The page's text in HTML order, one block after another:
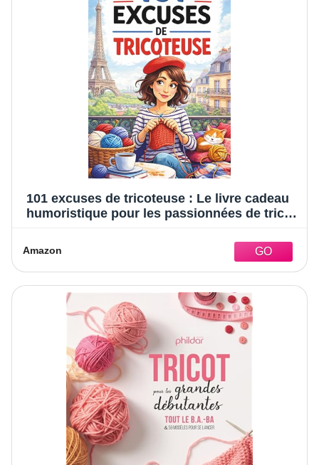
101 excuses de tricoteuse : Le livre cadeau
humoristique pour les passionnées de tricot,
lesquels toute tricoteuse se reconnaît
Amazon